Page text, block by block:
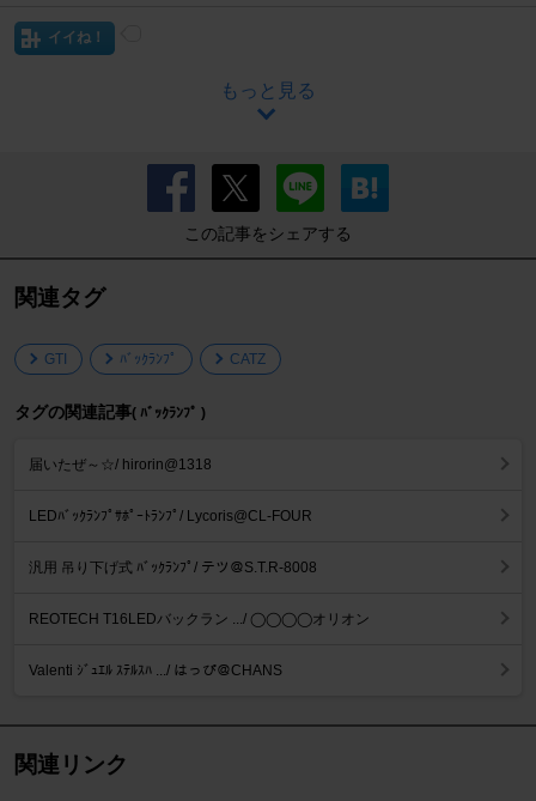
イイね！
もっと見る
この記事をシェアする
関連タグ
GTI ﾊﾞｯｸﾗﾝﾌﾟ CATZ
タグの関連記事( ﾊﾞｯｸﾗﾝﾌﾟ )
届いたぜ～☆/ hirorin@1318
LEDﾊﾞｯｸﾗﾝﾌﾟｻﾎﾟｰﾄﾗﾝﾌﾟ/ Lycoris@CL-FOUR
汎用 吊り下げ式 ﾊﾞｯｸﾗﾝﾌﾟ/ テツ＠S.T.R-8008
REOTECH T16LEDバックラン .../ ◯◯◯◯オリオン
Valenti ｼﾞｭｴﾙ ｽﾃﾙｽﾊ .../ はっぴ＠CHANS
関連リンク